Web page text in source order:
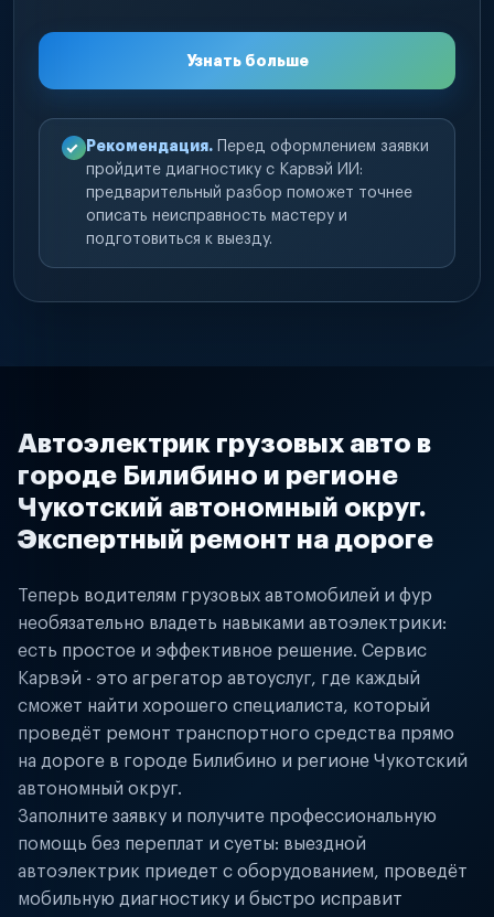
Узнать больше
Рекомендация. Перед оформлением заявки
пройдите диагностику с Карвэй ИИ:
предварительный разбор поможет точнее
описать неисправность мастеру и
подготовиться к выезду.
Автоэлектрик грузовых авто в
городе Билибино и регионе
Чукотский автономный округ.
Экспертный ремонт на дороге
Теперь водителям грузовых автомобилей и фур
необязательно владеть навыками автоэлектрики:
есть простое и эффективное решение. Сервис
Карвэй - это агрегатор автоуслуг, где каждый
сможет найти хорошего специалиста, который
проведёт ремонт транспортного средства прямо
на дороге в городе Билибино и регионе Чукотский
автономный округ.
Заполните заявку и получите профессиональную
помощь без переплат и суеты: выездной
автоэлектрик приедет с оборудованием, проведёт
мобильную диагностику и быстро исправит